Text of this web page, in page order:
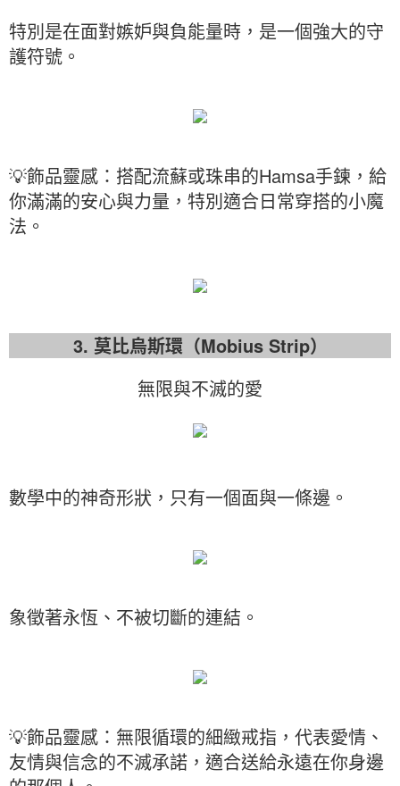
特別是在面對嫉妒與負能量時，是一個強大的守
護符號。
💡飾品靈感：搭配流蘇或珠串的Hamsa手鍊，給
你滿滿的安心與力量，特別適合日常穿搭的小魔
法。
3. 莫比烏斯環（Mobius Strip）
無限與不滅的愛
數學中的神奇形狀，只有一個面與一條邊。
象徵著永恆、不被切斷的連結。
💡飾品靈感：無限循環的細緻戒指，代表愛情、
友情與信念的不滅承諾，適合送給永遠在你身邊